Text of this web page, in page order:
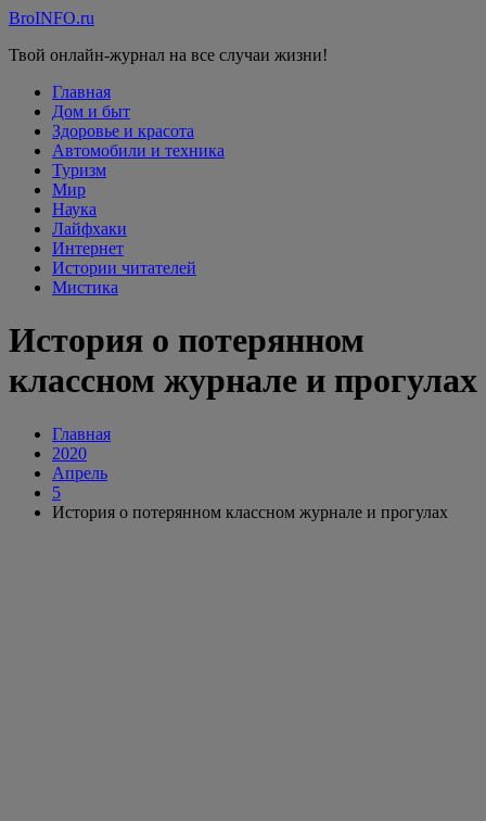
Перейти
содержимому
BroINFO.ru
Твой онлайн-журнал на все случаи жизни!
Главная
Дом и быт
Здоровье и красота
Автомобили и техника
Туризм
Мир
Наука
Лайфхаки
Интернет
Истории читателей
Мистика
История о потерянном
классном журнале и прогулах
Главная
2020
Апрель
5
История о потерянном классном журнале и прогулах